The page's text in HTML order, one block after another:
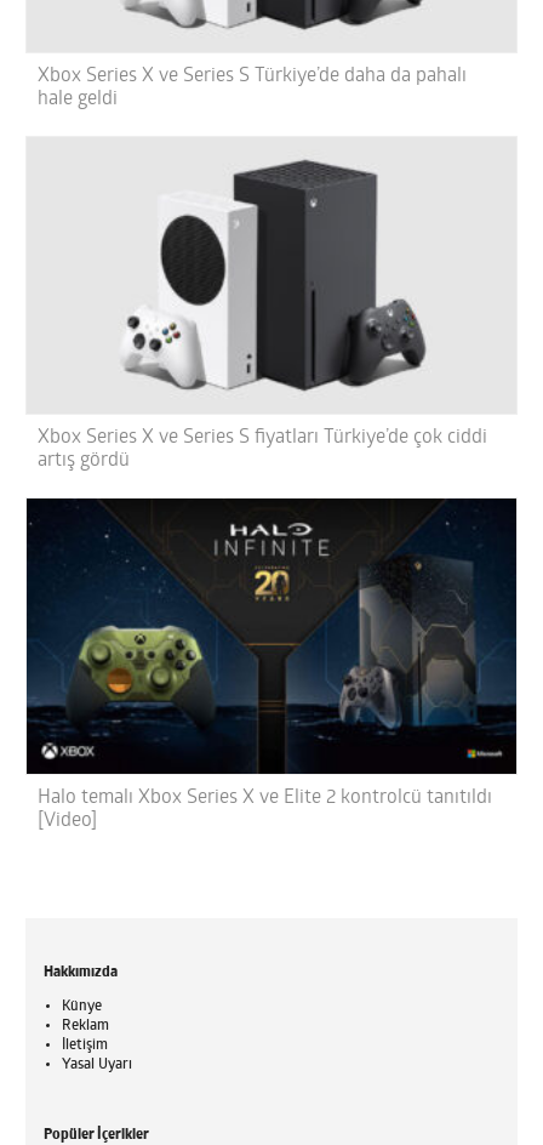
Xbox Series X ve Series S Türkiye’de daha da pahalı
hale geldi
Xbox Series X ve Series S fiyatları Türkiye’de çok ciddi
artış gördü
Halo temalı Xbox Series X ve Elite 2 kontrolcü tanıtıldı
[Video]
Hakkımızda
Künye
Reklam
İletişim
Yasal Uyarı
Popüler İçerikler